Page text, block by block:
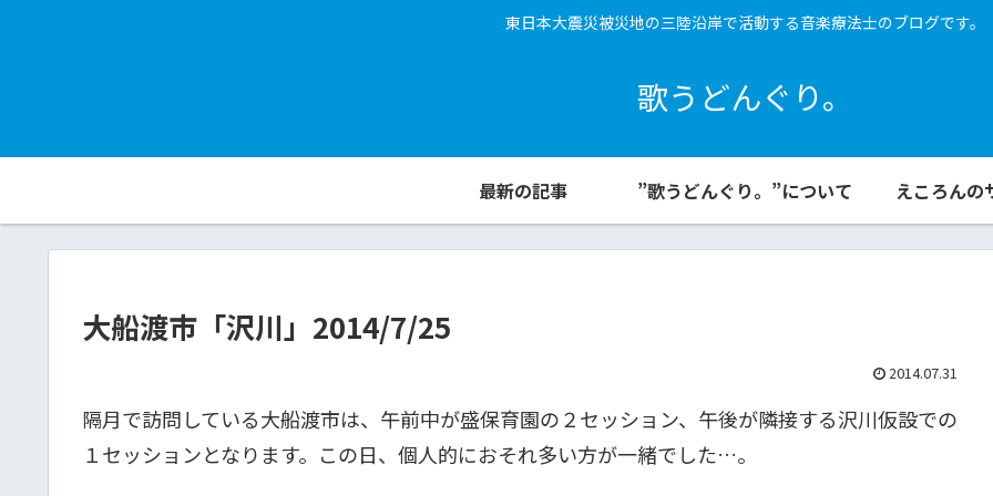
東日本大震災被災地の三陸沿岸で活動する音楽療法士のブログです。
歌うどんぐり。
最新の記事 ”歌うどんぐり。”について えころんの
大船渡市「沢川」2014/7/25
2014.07.31
隔月で訪問している大船渡市は、午前中が盛保育園の２セッション、午後が隣接する沢川仮設での
１セッションとなります。この日、個人的におそれ多い方が一緒でした…。